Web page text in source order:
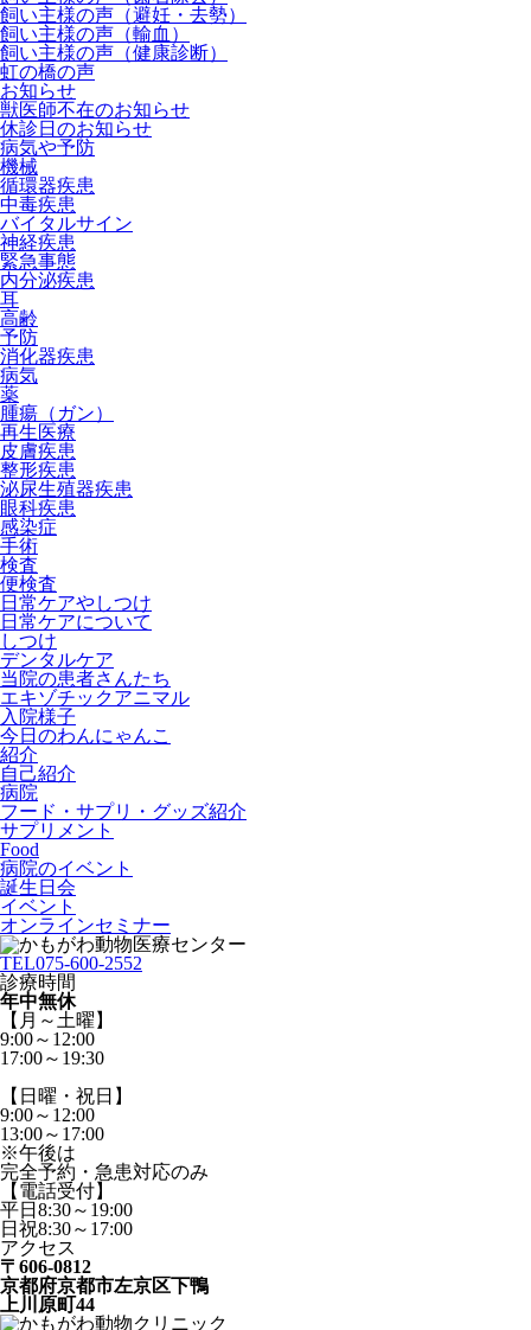
飼い主様の声（避妊・去勢）
飼い主様の声（輸血）
飼い主様の声（健康診断）
虹の橋の声
お知らせ
獣医師不在のお知らせ
休診日のお知らせ
病気や予防
機械
循環器疾患
中毒疾患
バイタルサイン
神経疾患
緊急事態
内分泌疾患
耳
高齢
予防
消化器疾患
病気
薬
腫瘍（ガン）
再生医療
皮膚疾患
整形疾患
泌尿生殖器疾患
眼科疾患
感染症
手術
検査
便検査
日常ケアやしつけ
日常ケアについて
しつけ
デンタルケア
当院の患者さんたち
エキゾチックアニマル
入院様子
今日のわんにゃんこ
紹介
自己紹介
病院
フード・サプリ・グッズ紹介
サプリメント
Food
病院のイベント
誕生日会
イベント
オンラインセミナー
TEL075-600-2552
診療時間
年中無休
【月～土曜】
9:00～12:00
17:00～19:30
【日曜・祝日】
9:00～12:00
13:00～17:00
※午後は
完全予約・急患対応のみ
【電話受付】
平日8:30～19:00
日祝8:30～17:00
アクセス
〒606-0812
京都府京都市左京区下鴨
上川原町44